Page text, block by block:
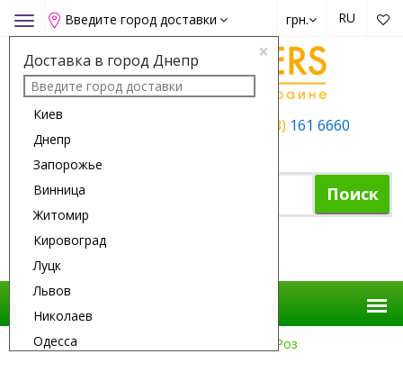
Toggle
navigation
Введите город доставки
×
Доставка в город Днепр
Киев
Днепр
Запорожье
Винница
Житомир
Кировоград
Луцк
Львов
Николаев
Одесса
RU
грн.
+38 (050) +38 (063) 161 6660
Поиск
Доставка Цветов 15 Белых Роз